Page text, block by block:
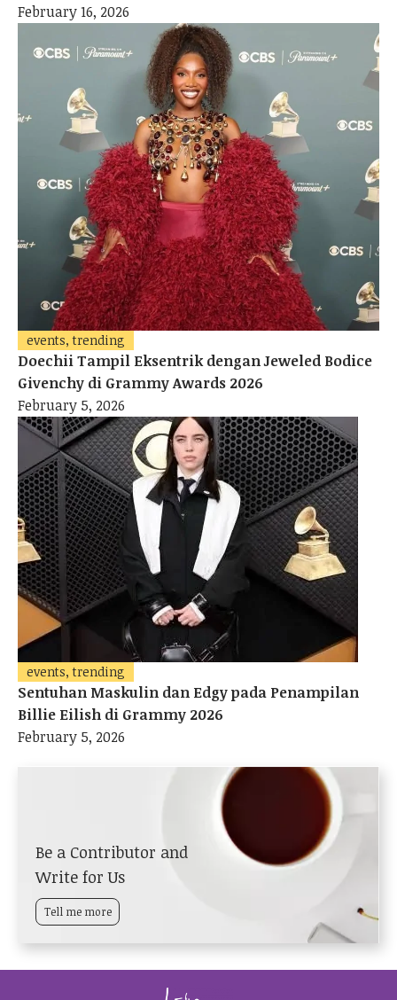
February 16, 2026
events, trending
Doechii Tampil Eksentrik dengan Jeweled Bodice
Givenchy di Grammy Awards 2026
February 5, 2026
events, trending
Sentuhan Maskulin dan Edgy pada Penampilan
Billie Eilish di Grammy 2026
February 5, 2026
Be a Contributor and
Write for Us
Tell me more